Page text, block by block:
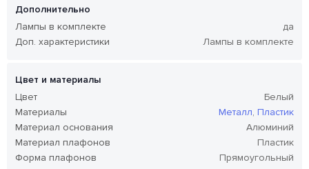
Дополнительно
Лампы в комплекте
да
Доп. характеристики
Лампы в комплекте
Цвет и материалы
Цвет
Белый
Материалы
Металл, Пластик
Материал основания
Алюминий
Материал плафонов
Пластик
Форма плафонов
Прямоугольный